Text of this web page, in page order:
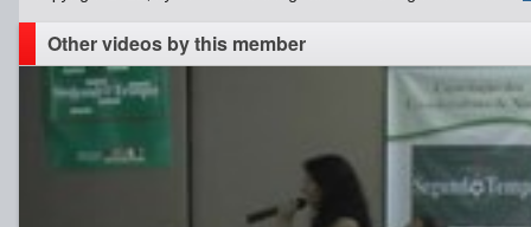
Other videos by this member